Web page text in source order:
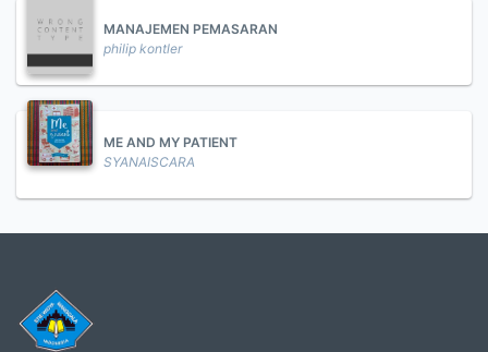
MANAJEMEN PEMASARAN
philip kontler
ME AND MY PATIENT
SYANAISCARA